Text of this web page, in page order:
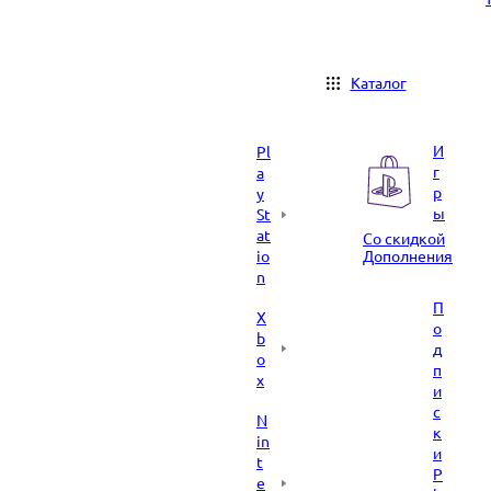
Каталог
Pl
a
y
St
at
io
n
X
b
o
x
N
in
t
e
И
г
р
ы
Со скидкой
Дополнения
П
о
д
п
и
с
к
и
P